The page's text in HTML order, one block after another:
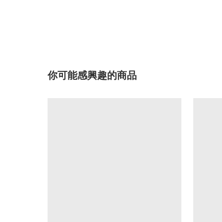
你可能感興趣的商品